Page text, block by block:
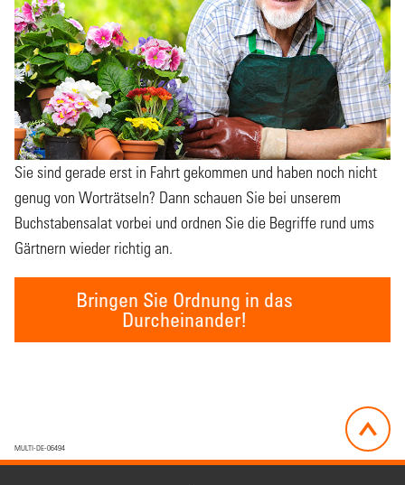
Sie sind gerade erst in Fahrt gekommen und haben noch nicht
genug von Worträtseln? Dann schauen Sie bei unserem
Buchstabensalat vorbei und ordnen Sie die Begriffe rund ums
Gärtnern wieder richtig an.
Bringen Sie Ordnung in das
Durcheinander!
MULTI-DE-06494